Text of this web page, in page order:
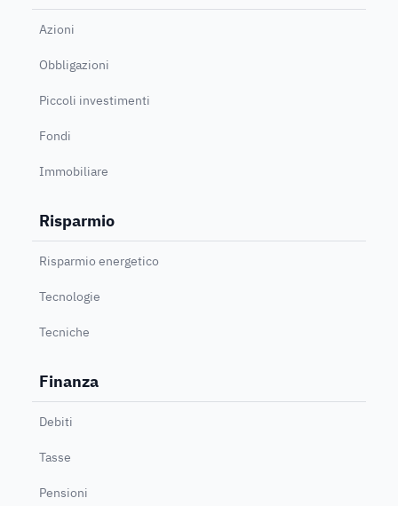
Azioni
Obbligazioni
Piccoli investimenti
Fondi
Immobiliare
Risparmio
Risparmio energetico
Tecnologie
Tecniche
Finanza
Debiti
Tasse
Pensioni